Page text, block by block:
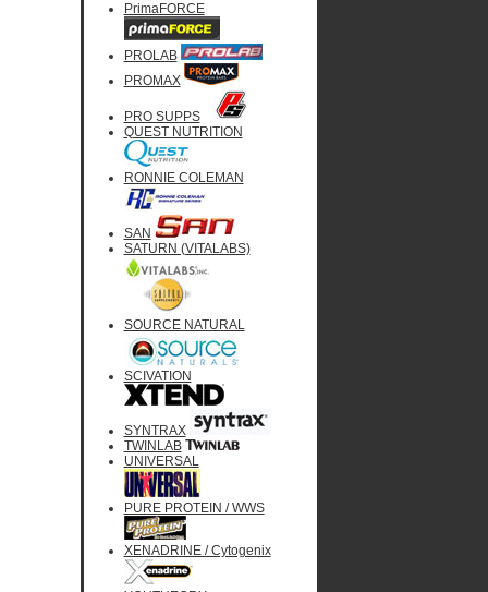
PrimaFORCE
PROLAB
PROMAX
PRO SUPPS
QUEST NUTRITION
RONNIE COLEMAN
SAN
SATURN (VITALABS)
SOURCE NATURAL
SCIVATION
SYNTRAX
TWINLAB
UNIVERSAL
PURE PROTEIN / WWS
XENADRINE / Cytogenix